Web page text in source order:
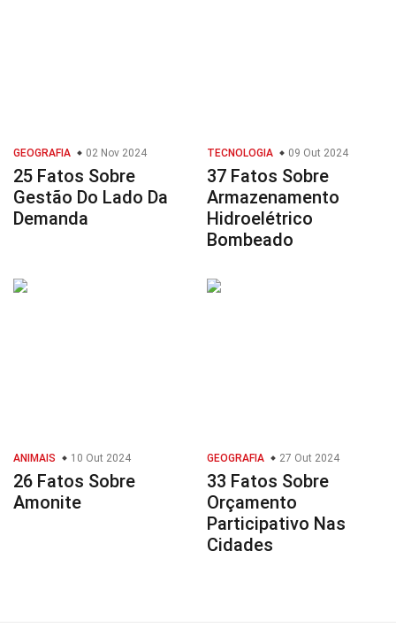
GEOGRAFIA 02 Nov 2024
25 Fatos Sobre
Gestão Do Lado Da
Demanda
TECNOLOGIA 09 Out 2024
37 Fatos Sobre
Armazenamento
Hidroelétrico
Bombeado
ANIMAIS 10 Out 2024
26 Fatos Sobre
Amonite
GEOGRAFIA 27 Out 2024
33 Fatos Sobre
Orçamento
Participativo Nas
Cidades